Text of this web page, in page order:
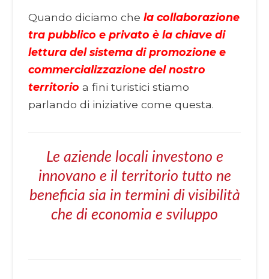
Quando diciamo chela collaborazione
tra pubblico e privato è la chiave di
lettura del sistema di promozione e
commercializzazione del nostro
territorio a fini turistici stiamo
parlando di iniziative come questa.
Le aziende locali investono e
innovano e il territorio tutto ne
beneficia sia in termini di visibilità
che di economia e sviluppo